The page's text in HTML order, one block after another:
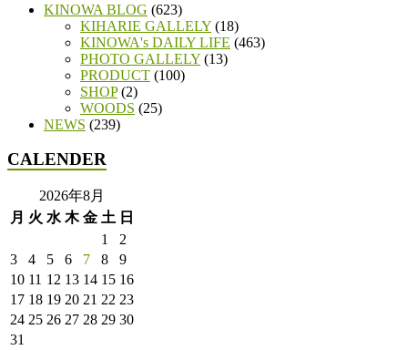
KINOWA BLOG (623)
KIHARIE GALLELY (18)
KINOWA's DAILY LIFE (463)
PHOTO GALLELY (13)
PRODUCT (100)
SHOP(2)
WOODS (25)
NEWS (239)
CALENDER
2026年8月
月 火 水 木 金 土 日
1
2
3
4 5 6 7 8
9
10 11 12 13 14 15 16
17 18 19 20 21 22 23
24 25 26 27 28 29 30
31